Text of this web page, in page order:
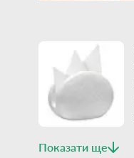
Показати ще